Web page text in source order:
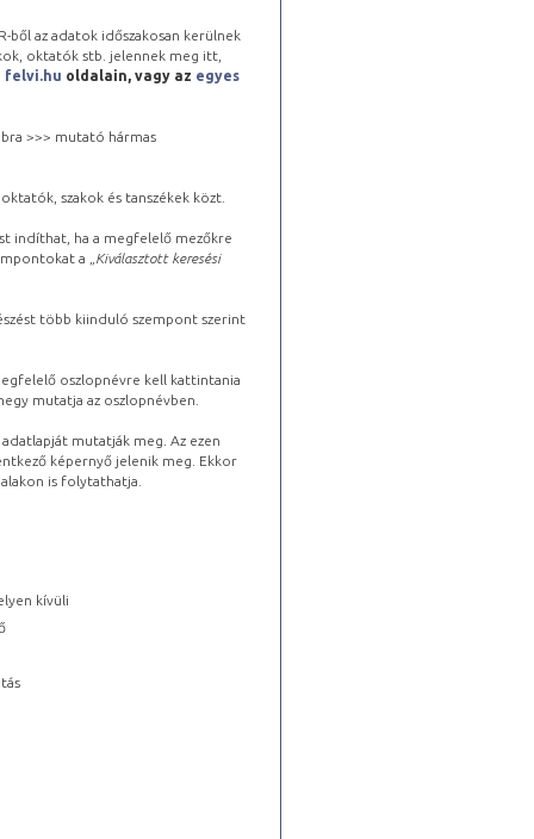
ből az adatok időszakosan kerülnek
oktatók stb. jelennek meg itt,
felvi.hu oldalain, vagy az egyes
>>> mutató hármas
szakok és tanszékek közt.
indíthat, ha a megfelelő mezőkre
a „ Kiválasztott keresési
több kiinduló szempont szerint
oszlopnévre kell kattintania
mutatja az oszlopnévben.
mutatják meg. Az ezen
képernyő jelenik meg. Ekkor
is folytathatja.
kívüli